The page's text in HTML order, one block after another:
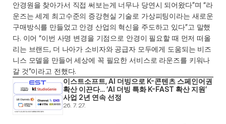
안경원을 찾아가서 직접 써보는게 너무나 당연시 되어왔다”며 “라
운즈는 세계 최고수준의 증강현실 기술로 가상피팅이라는 새로운
구매방식를 만들었고 안경 산업의 혁신을 주도하고 있다”고 말했
다. 이어 “이번 사명 변경을 기점으로 안경이 필요할 때 먼저 떠올
리는 브랜드, 더 나아가 소비자와 공급자 모두에게 도움되는 비즈
니스 모델을 만들어 세상에 꼭 필요한 서비스로 라운즈를 키워나
갈 것”이라고 전했다.
이스트소프트, AI 더빙으로 K-콘텐츠 스페인어권
확산 이끈다… ‘AI 더빙 특화 K-FAST 확산 지원’
사업 2년 연속 선정
26. 7. 27.